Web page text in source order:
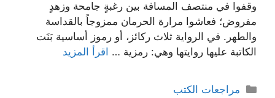
وقفوا في منتصف المسافة بين رغبةٍ جامحة وزهدٍ
مفروض؛ فعاشوا مرارة الحرمان ممزوجاً بالقداسة
والطهر. في الرواية ثلاث ركائز، أو رموز أساسية بَنَت
الكاتبة عليها روايتها وهي: رمزية … اقرأ المزيد
التصنيفات
مراجعات الكتب